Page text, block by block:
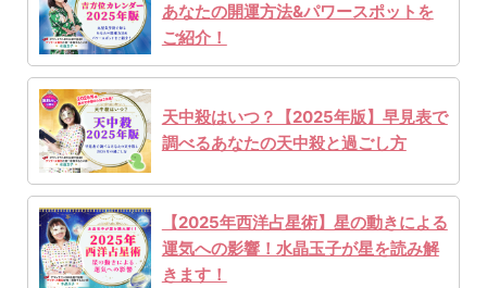
あなたの開運方法&パワースポットを
ご紹介！
天中殺はいつ？【2025年版】早見表で
調べるあなたの天中殺と過ごし方
【2025年西洋占星術】星の動きによる
運気への影響！水晶玉子が星を読み解
きます！